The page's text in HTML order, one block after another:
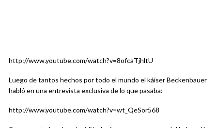
http://www.youtube.com/watch?v=8ofcaTjhltU
Luego de tantos hechos por todo el mundo el káiser Beckenbauer
habló en una entrevista exclusiva de lo que pasaba:
http://www.youtube.com/watch?v=wt_QeSor568